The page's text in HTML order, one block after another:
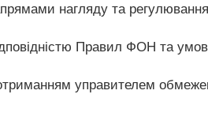
нагляду та
Правил ФОН та
управителем